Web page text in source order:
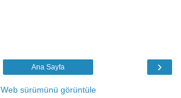
›
Ana Sayfa
Web sürümünü görüntüle